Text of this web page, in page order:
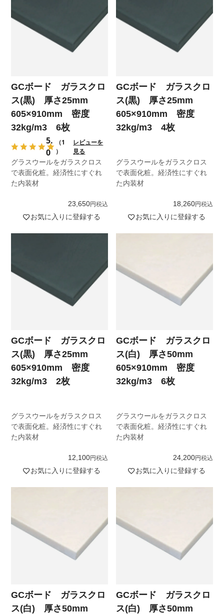
グラスウールをガラスクロス
で表面化粧。経済性にすぐれ
た内装材
GCボード ガラスクロ
ス(黒) 厚さ25mm
605×910mm 密度
32kg/m3 6枚
5.
0
（1
）
レビューを
見る
23,650 税込
お気に入りに登録する
グラスウールをガラスクロス
で表面化粧。経済性にすぐれ
た内装材
GCボード ガラスクロ
ス(黒) 厚さ25mm
605×910mm 密度
32kg/m3 4枚
18,260 税込
お気に入りに登録する
グラスウールをガラスクロス
で表面化粧。経済性にすぐれ
た内装材
GCボード ガラスクロ
ス(黒) 厚さ25mm
605×910mm 密度
32kg/m3 2枚
12,100 税込
お気に入りに登録する
グラスウールをガラスクロス
で表面化粧。経済性にすぐれ
た内装材
GCボード ガラスクロ
ス(白) 厚さ50mm
605×910mm 密度
32kg/m3 6枚
24,200 税込
お気に入りに登録する
GCボード ガラスクロ
ス(白) 厚さ50mm
GCボード ガラスクロ
ス(白) 厚さ50mm